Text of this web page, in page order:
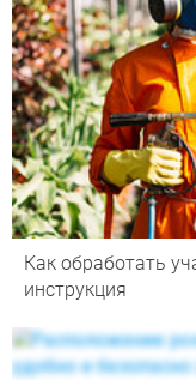
Как обработать
инструкция